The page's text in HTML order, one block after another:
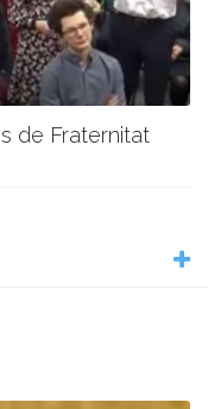
de Fraternitat